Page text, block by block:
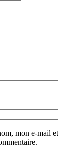
mon e-mail